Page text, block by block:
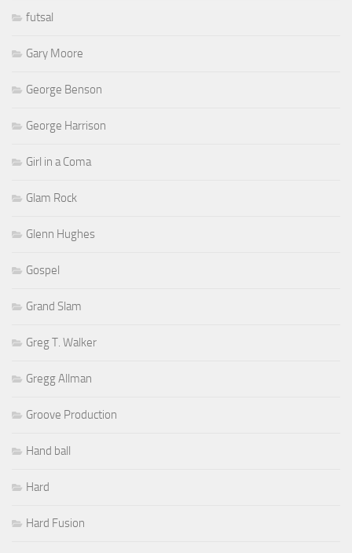
futsal
Gary Moore
George Benson
George Harrison
Girl in a Coma
Glam Rock
Glenn Hughes
Gospel
Grand Slam
Greg T. Walker
Gregg Allman
Groove Production
Hand ball
Hard
Hard Fusion